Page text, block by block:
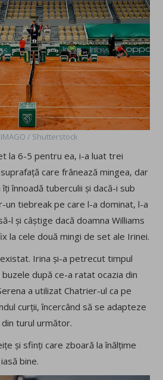
/ Shutterstock
la 6-5 pentru ea, i-a luat trei
care frânează mingea, dar
înnoadă tuberculii și dacă-i sub
un tiebreak pe care l-a dominat, l-a
l și câștige dacă doamna Williams
la cele două mingi de set ale Irinei.
Irina și-a petrecut timpul
după ce-a ratat ocazia din
a utilizat Chatrier-ul ca pe
curții, încercând să se adapteze
turul următor.
și sfinți care zboară la înălțime
bine.